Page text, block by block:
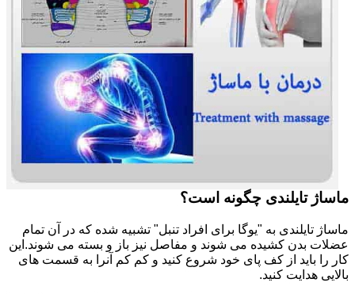
ماساژ تایلندی چگونه است؟
ماساژ تایلندی به "یوگا برای افراد تنبل" تشبیه شده که در آن تمام
عضلات بدن کشیده می شوند و مفاصل نیز باز و بسته می شوند.این
کار را باید از کف پای خود شروع کنید و کم کم آنرا به قسمت های
بالایی هدایت کنید.